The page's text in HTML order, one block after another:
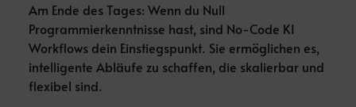
Am Ende des Tages: Wenn du Null
Programmierkenntnisse hast, sind No-Code KI
Workflows dein Einstiegspunkt. Sie ermöglichen es,
intelligente Abläufe zu schaffen, die skalierbar und
flexibel sind.